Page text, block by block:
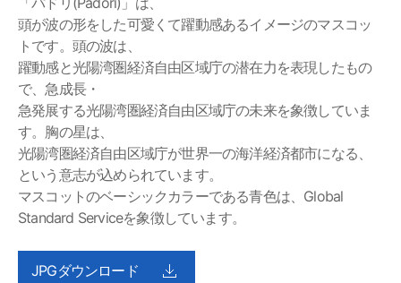
頭が波の形をした可愛くて躍動感あるイメージのマスコッ
トです。頭の波は、
躍動感と光陽湾圏経済自由区域庁の潜在力を表現したもの
で、急成長・
急発展する光陽湾圏経済自由区域庁の未来を象徴していま
す。胸の星は、
光陽湾圏経済自由区域庁が世界一の海洋経済都市になる、
という意志が込められています。
マスコットのベーシックカラーである青色は、Global
Standard Serviceを象徴しています。
JPGダウンロード